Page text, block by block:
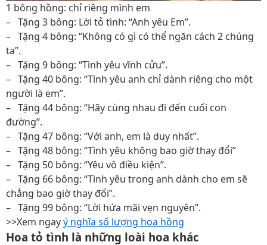
1 bông hồng: chỉ riêng mình em
– Tặng 3 bông: Lời tỏ tình: “Anh yêu Em”.
– Tặng 4 bông: “Không có gì có thể ngăn cách 2 chúng
ta”.
– Tặng 9 bông: “Tình yêu vĩnh cửu”.
– Tặng 40 bông: “Tình yêu anh chỉ dành riêng cho một
người là em”.
– Tặng 44 bông: “Hãy cùng nhau đi đến cuối con
đường”.
– Tặng 47 bông: “Với anh, em là duy nhất”.
– Tặng 48 bông: “Tình yêu không bao giờ thay đổi”
– Tặng 50 bông: “Yêu vô điều kiện”.
– Tặng 66 bông: “Tình yêu trong anh dành cho em sẽ
chẳng bao giờ thay đổi”.
– Tặng 99 bông: “Lời hứa mãi vẹn nguyên”.
>>Xem ngayý nghĩa số lượng hoa hồng
Hoa tỏ tình là những loài hoa khác